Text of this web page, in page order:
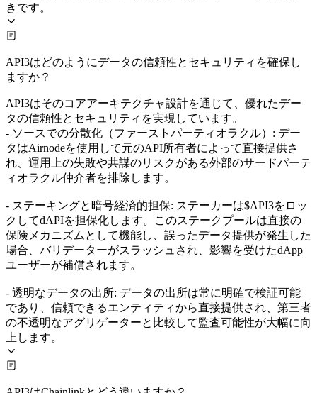
きです。
API3はどのようにデータの信頼性とセキュリティを確保し
ますか？
API3はそのコアアーキテクチャ設計を通じて、優れたデー
タの信頼性とセキュリティを実現しています。
- ソースでの分散化（ファーストパーティオラクル）: デー
タはAirnodeを使用して元のAPI所有者によって直接提供さ
れ、運用上の失敗や共謀のリスクがある外部のサードパーテ
ィオラクル仲介者を排除します。
- ステーキングと暗号経済的担保: ステーカーは$API3をロッ
クしてdAPIを担保化します。このステークプールは直接の
保険メカニズムとして機能し、誤ったデータ提供が発生した
場合、バリデーターがスラッシュされ、影響を受けたdApp
ユーザーが補償されます。
- 透明なデータの出所: データの出所は常に明確で検証可能
であり、信頼できるエンティティから直接提供され、第三者
の不透明なアグリゲーターと比較して監査可能性が大幅に向
上します。